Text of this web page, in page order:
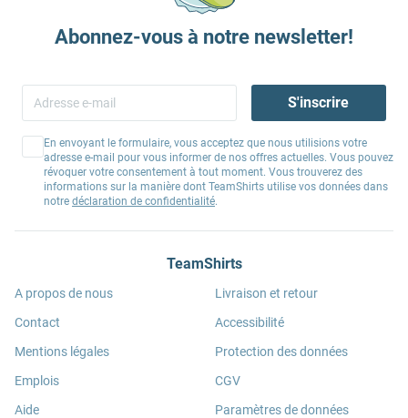
Abonnez-vous à notre newsletter!
S'inscrire
En envoyant le formulaire, vous acceptez que nous utilisions votre
adresse e-mail pour vous informer de nos offres actuelles. Vous pouvez
révoquer votre consentement à tout moment. Vous trouverez des
informations sur la manière dont TeamShirts utilise vos données dans
notre déclaration de confidentialité.
TeamShirts
A propos de nous
Contact
Mentions légales
Emplois
Aide
Livraison et retour
Accessibilité
Protection des données
CGV
Paramètres de données